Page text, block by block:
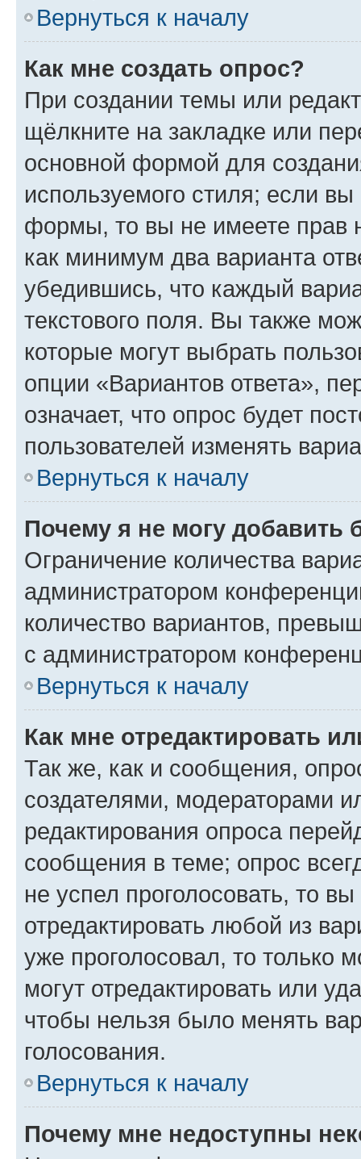
Вернуться к началу
Как мне создать опрос?
При создании темы или
щёлкните на закладке или
основной формой для
используемого стиля; если
формы, то вы не имеете прав
как минимум два варианта
убедившись, что каждый
текстового поля. Вы также
которые могут выбрать
опции «Вариантов ответа»,
означает, что опрос будет
пользователей изменять
Вернуться к началу
Почему я не могу добавить
Ограничение количества
администратором
количество вариантов,
с администратором
Вернуться к началу
Как мне отредактировать
Так же, как и сообщения,
создателями, модераторами
редактирования опроса
сообщения в теме; опрос
не успел проголосовать, то
отредактировать любой из
уже проголосовал, то только
могут отредактировать или
чтобы нельзя было менять
голосования.
Вернуться к началу
Почему мне недоступны